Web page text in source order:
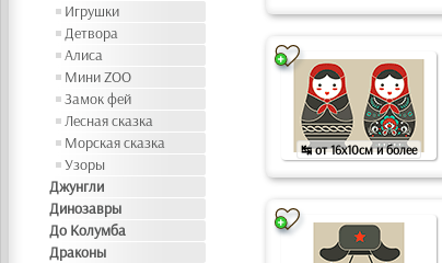
Игрушки
Детвора
Алиса
Мини ZOO
Замок фей
Лесная сказка
Морская сказка
Узоры
Джунгли
Динозавры
До Колумба
Драконы
↹ от 16x10см и более